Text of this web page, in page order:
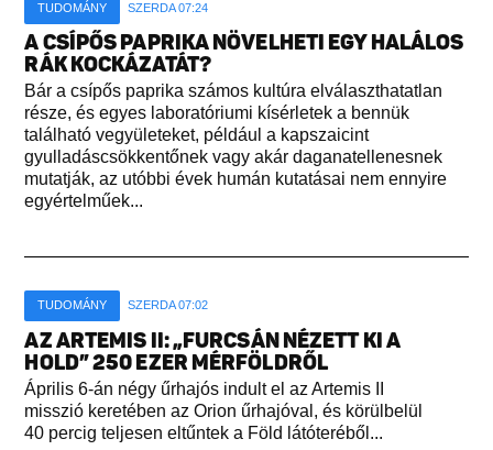
TUDOMÁNY SZERDA 07:24
A CSÍPŐS PAPRIKA NÖVELHETI EGY HALÁLOS
RÁK KOCKÁZATÁT?
Bár a csípős paprika számos kultúra elválaszthatatlan
része, és egyes laboratóriumi kísérletek a bennük
található vegyületeket, például a kapszaicint
gyulladáscsökkentőnek vagy akár daganatellenesnek
mutatják, az utóbbi évek humán kutatásai nem ennyire
egyértelműek...
TUDOMÁNY SZERDA 07:02
AZ ARTEMIS II: „FURCSÁN NÉZETT KI A
HOLD” 250 EZER MÉRFÖLDRŐL
Április 6-án négy űrhajós indult el az Artemis II
misszió keretében az Orion űrhajóval, és körülbelül
40 percig teljesen eltűntek a Föld látóteréből...